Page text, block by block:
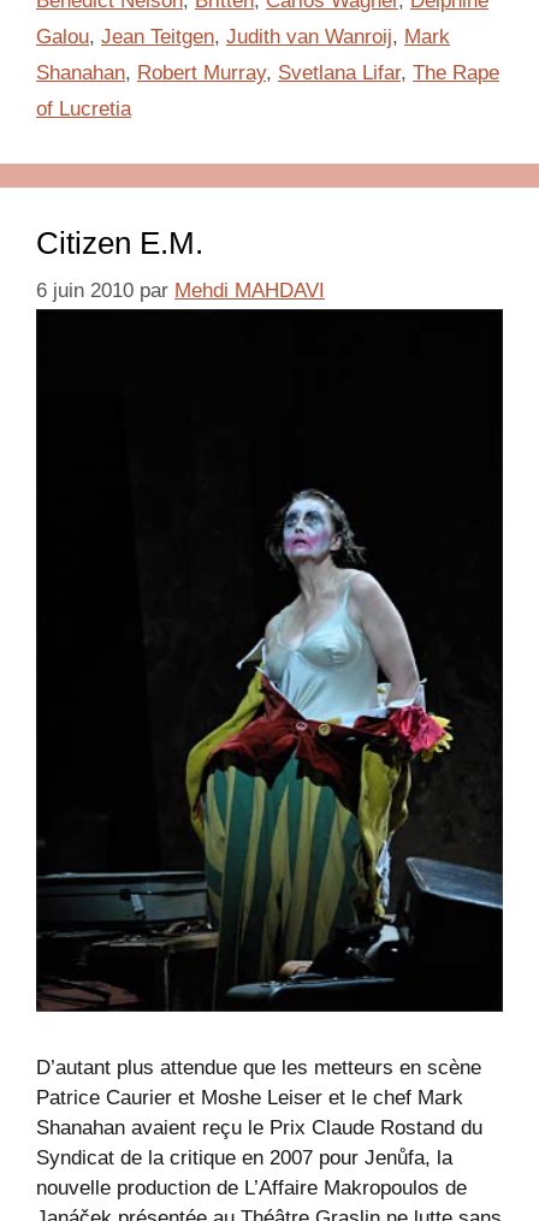
Galou, Jean Teitgen, Judith van Wanroij, Mark
Shanahan, Robert Murray, Svetlana Lifar, The Rape
of Lucretia
Citizen E.M.
6 juin 2010 par Mehdi MAHDAVI
D’autant plus attendue que les metteurs en scène
Patrice Caurier et Moshe Leiser et le chef Mark
Shanahan avaient reçu le Prix Claude Rostand du
Syndicat de la critique en 2007 pour Jenůfa, la
nouvelle production de L’Affaire Makropoulos de